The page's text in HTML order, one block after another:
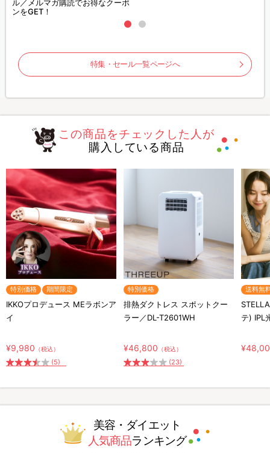
ル／メルマガ購読でお得なクーポ
ンをGET！
特集・セール一覧ページへ
この商品をチェックした人が
購入している商品
特別価格 期間限定
IKKOプロデュース MEラボンア
イ
¥9,980 （税込）
(5)
特別価格
排熱ダクトレス スポットクー
ラー／DL-T2601WH
¥46,800 （税込）
(23)
送料無
テ) IPL
美容・ダイエット
人気商品ランキング